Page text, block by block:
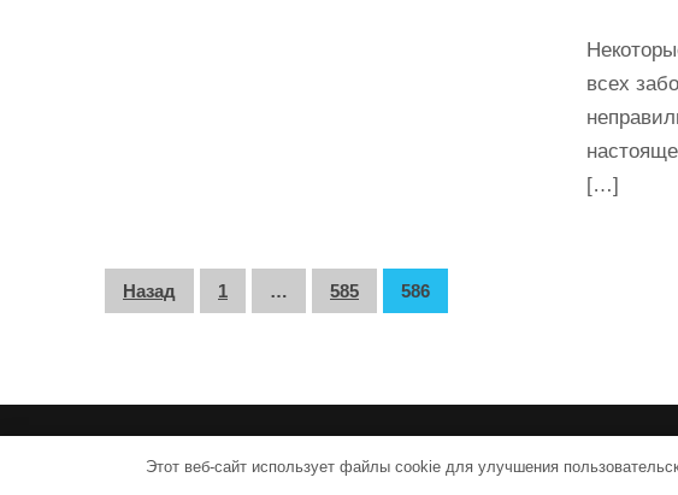
всех
[…]
П
и
Назад 1 … 585 586
Этот веб-сайт использует файлы cookie для улучшения